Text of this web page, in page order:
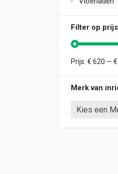
Filter op prijs
Min. prijs
Max. prijs
Prijs: € 620 —
Merk van
Kies een